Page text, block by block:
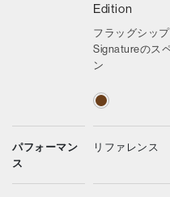
パフォーマン
ス
Edition
フラッグシッ
Signatureのス
ン
リファレンス